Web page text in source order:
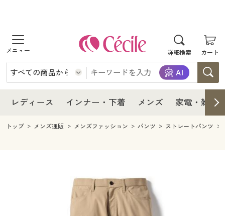
詳細検索 カート
商品を探す
レディース
レディースファッション
インナー・下着
インナー・下着通販すべて
ジュニア・ティーンズ下着
メンズ
メンズファッション
寝具・インテリア・家具
寝具・インテリア・家具通販すべて
レディース インナー・下着 メンズ 家電・雑貨
レディース
レディース通販すべて
レディースファッション
インナー・下着
インナー・下着通販すべて
ジュニア・ティーンズ下着
メンズ
キッチン・雑貨・日用品
美容・健康通販すべて
トップ メンズ通販 メンズファッション パンツ ストレートパンツ